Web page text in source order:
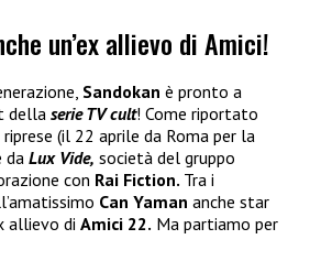
un’ex allievo di Amici!
Sandokan è pronto a
della serie TV cult! Come riportato
(il 22 aprile da Roma per la
da Lux Vide, società del gruppo
con Rai Fiction. Tra i
Can Yaman anche star
allievo di Amici 22. Ma partiamo per